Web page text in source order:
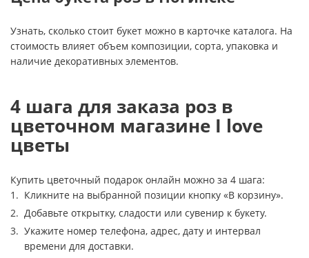
Узнать, сколько стоит букет можно в карточке каталога. На
стоимость влияет объем композиции, сорта, упаковка и
наличие декоративных элементов.
4 шага для заказа роз в
цветочном магазине I love
цветы
Купить цветочный подарок онлайн можно за 4 шага:
Кликните на выбранной позиции кнопку «В корзину».
Добавьте открытку, сладости или сувенир к букету.
Укажите номер телефона, адрес, дату и интервал
времени для доставки.